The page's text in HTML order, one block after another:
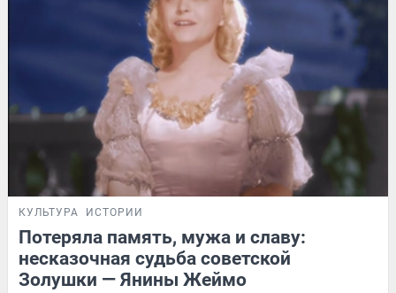
КУЛЬТУРА ИСТОРИИ
Потеряла память, мужа и славу:
несказочная судьба советской
Золушки — Янины Жеймо